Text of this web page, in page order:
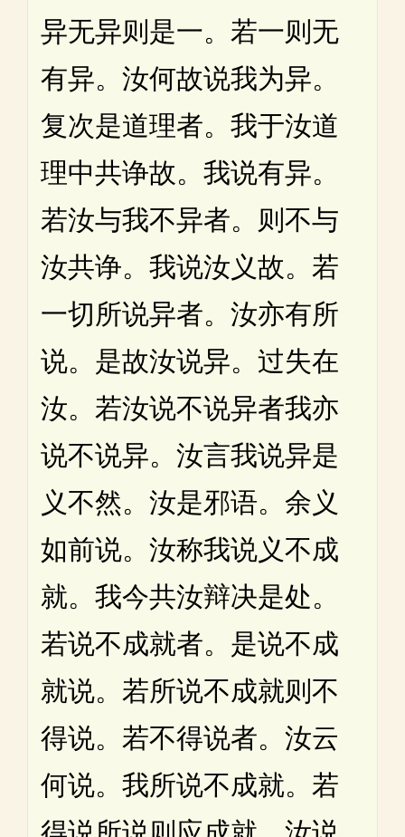
异无异则是一。若一则无
有异。汝何故说我为异。
复次是道理者。我于汝道
理中共诤故。我说有异。
若汝与我不异者。则不与
汝共诤。我说汝义故。若
一切所说异者。汝亦有所
说。是故汝说异。过失在
汝。若汝说不说异者我亦
说不说异。汝言我说异是
义不然。汝是邪语。余义
如前说。汝称我说义不成
就。我今共汝辩决是处。
若说不成就者。是说不成
就说。若所说不成就则不
得说。若不得说者。汝云
何说。我所说不成就。若